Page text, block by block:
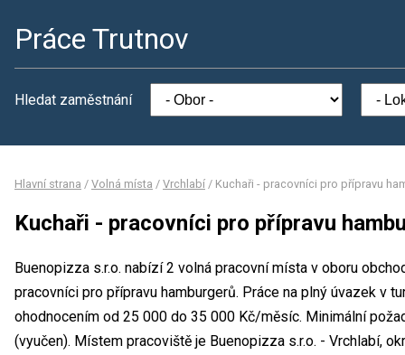
Práce Trutnov
Hledat zaměstnání
Hlavní strana / Volná místa / Vrchlabí / Kuchaři - pracovníci pro přípravu
Kuchaři - pracovníci pro přípravu
Buenopizza s.r.o. nabízí 2 volná pracovní místa v oboru
pracovníci pro přípravu hamburgerů. Práce na plný úvazek v
ohodnocením od 25 000 do 35 000 Kč/měsíc. Minimální
(vyučen). Místem pracoviště je Buenopizza s.r.o. - Vrchlabí,